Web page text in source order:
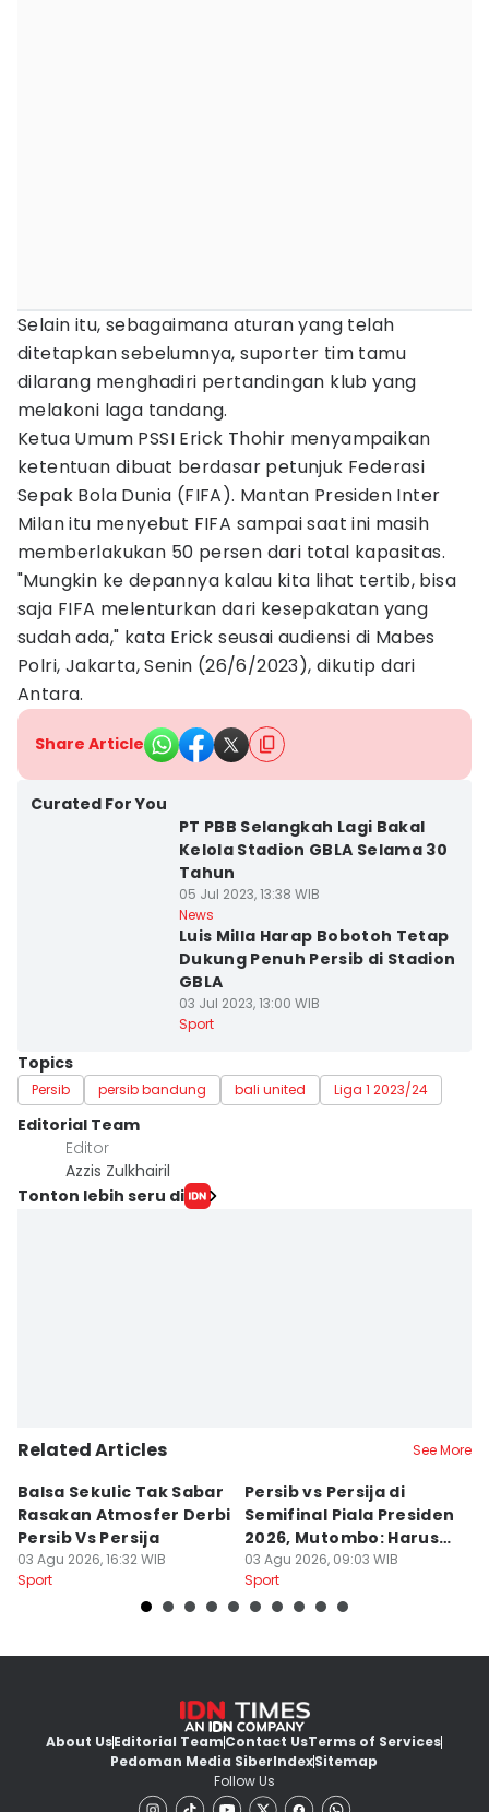
Selain itu, sebagaimana aturan yang telah
ditetapkan sebelumnya, suporter tim tamu
dilarang menghadiri pertandingan klub yang
melakoni laga tandang.
Ketua Umum PSSI Erick Thohir menyampaikan
ketentuan dibuat berdasar petunjuk Federasi
Sepak Bola Dunia (FIFA). Mantan Presiden Inter
Milan itu menyebut FIFA sampai saat ini masih
memberlakukan 50 persen dari total kapasitas.
"Mungkin ke depannya kalau kita lihat tertib, bisa
saja FIFA melenturkan dari kesepakatan yang
sudah ada," kata Erick seusai audiensi di Mabes
Polri, Jakarta, Senin (26/6/2023), dikutip dari
Antara.
Share Article
Curated For You
PT PBB Selangkah Lagi Bakal
Kelola Stadion GBLA Selama 30
Tahun
05 Jul 2023, 13:38 WIB
News
Luis Milla Harap Bobotoh Tetap
Dukung Penuh Persib di Stadion
GBLA
03 Jul 2023, 13:00 WIB
Sport
Topics
Persib persib bandung bali united Liga 1 2023/24
Editorial Team
Editor
Azzis Zulkhairil
Tonton lebih seru di
Related Articles See More
Balsa Sekulic Tak Sabar
Rasakan Atmosfer Derbi
Persib Vs Persija
03 Agu 2026, 16:32 WIB
Sport
Persib vs Persija di
Semifinal Piala Presiden
2026, Mutombo: Harus
Menang
03 Agu 2026, 09:03 WIB
Sport
About UsEditorial TeamContact UsTerms of Services
Pedoman Media SiberIndexSitemap
Follow Us